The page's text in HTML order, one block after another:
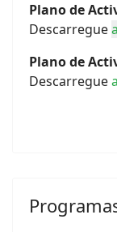
Plano de
Descarregue
Plano de
Descarregue